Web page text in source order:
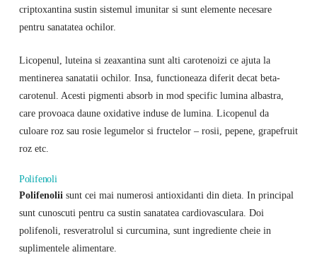
criptoxantina sustin sistemul imunitar si sunt elemente necesare
pentru sanatatea ochilor.
Licopenul, luteina si zeaxantina sunt alti carotenoizi ce ajuta la
mentinerea sanatatii ochilor. Insa, functioneaza diferit decat beta-
carotenul. Acesti pigmenti absorb in mod specific lumina albastra,
care provoaca daune oxidative induse de lumina. Licopenul da
culoare roz sau rosie legumelor si fructelor – rosii, pepene, grapefruit
roz etc.
Polifenoli
Polifenoliisunt cei mai numerosi antioxidanti din dieta. In principal
sunt cunoscuti pentru ca sustin sanatatea cardiovasculara. Doi
polifenoli, resveratrolul si curcumina, sunt ingrediente cheie in
suplimentele alimentare.